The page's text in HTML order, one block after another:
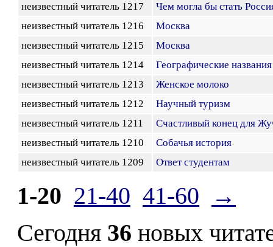
неизвестный читатель 1217
Чем могла бы стать
неизвестный читатель 1216
Москва
неизвестный читатель 1215
Москва
неизвестный читатель 1214
Географические
неизвестный читатель 1213
Женское молоко
неизвестный читатель 1212
Научный туризм
неизвестный читатель 1211
Счастливый конец для
неизвестный читатель 1210
Собачья история
неизвестный читатель 1209
Ответ студентам
1-20 21-40 41-60
→
Сегодня 36 новых